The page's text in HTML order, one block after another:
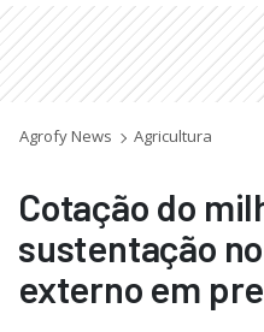
Agrofy News Agricultura
Cotação do
sustentação
externo em